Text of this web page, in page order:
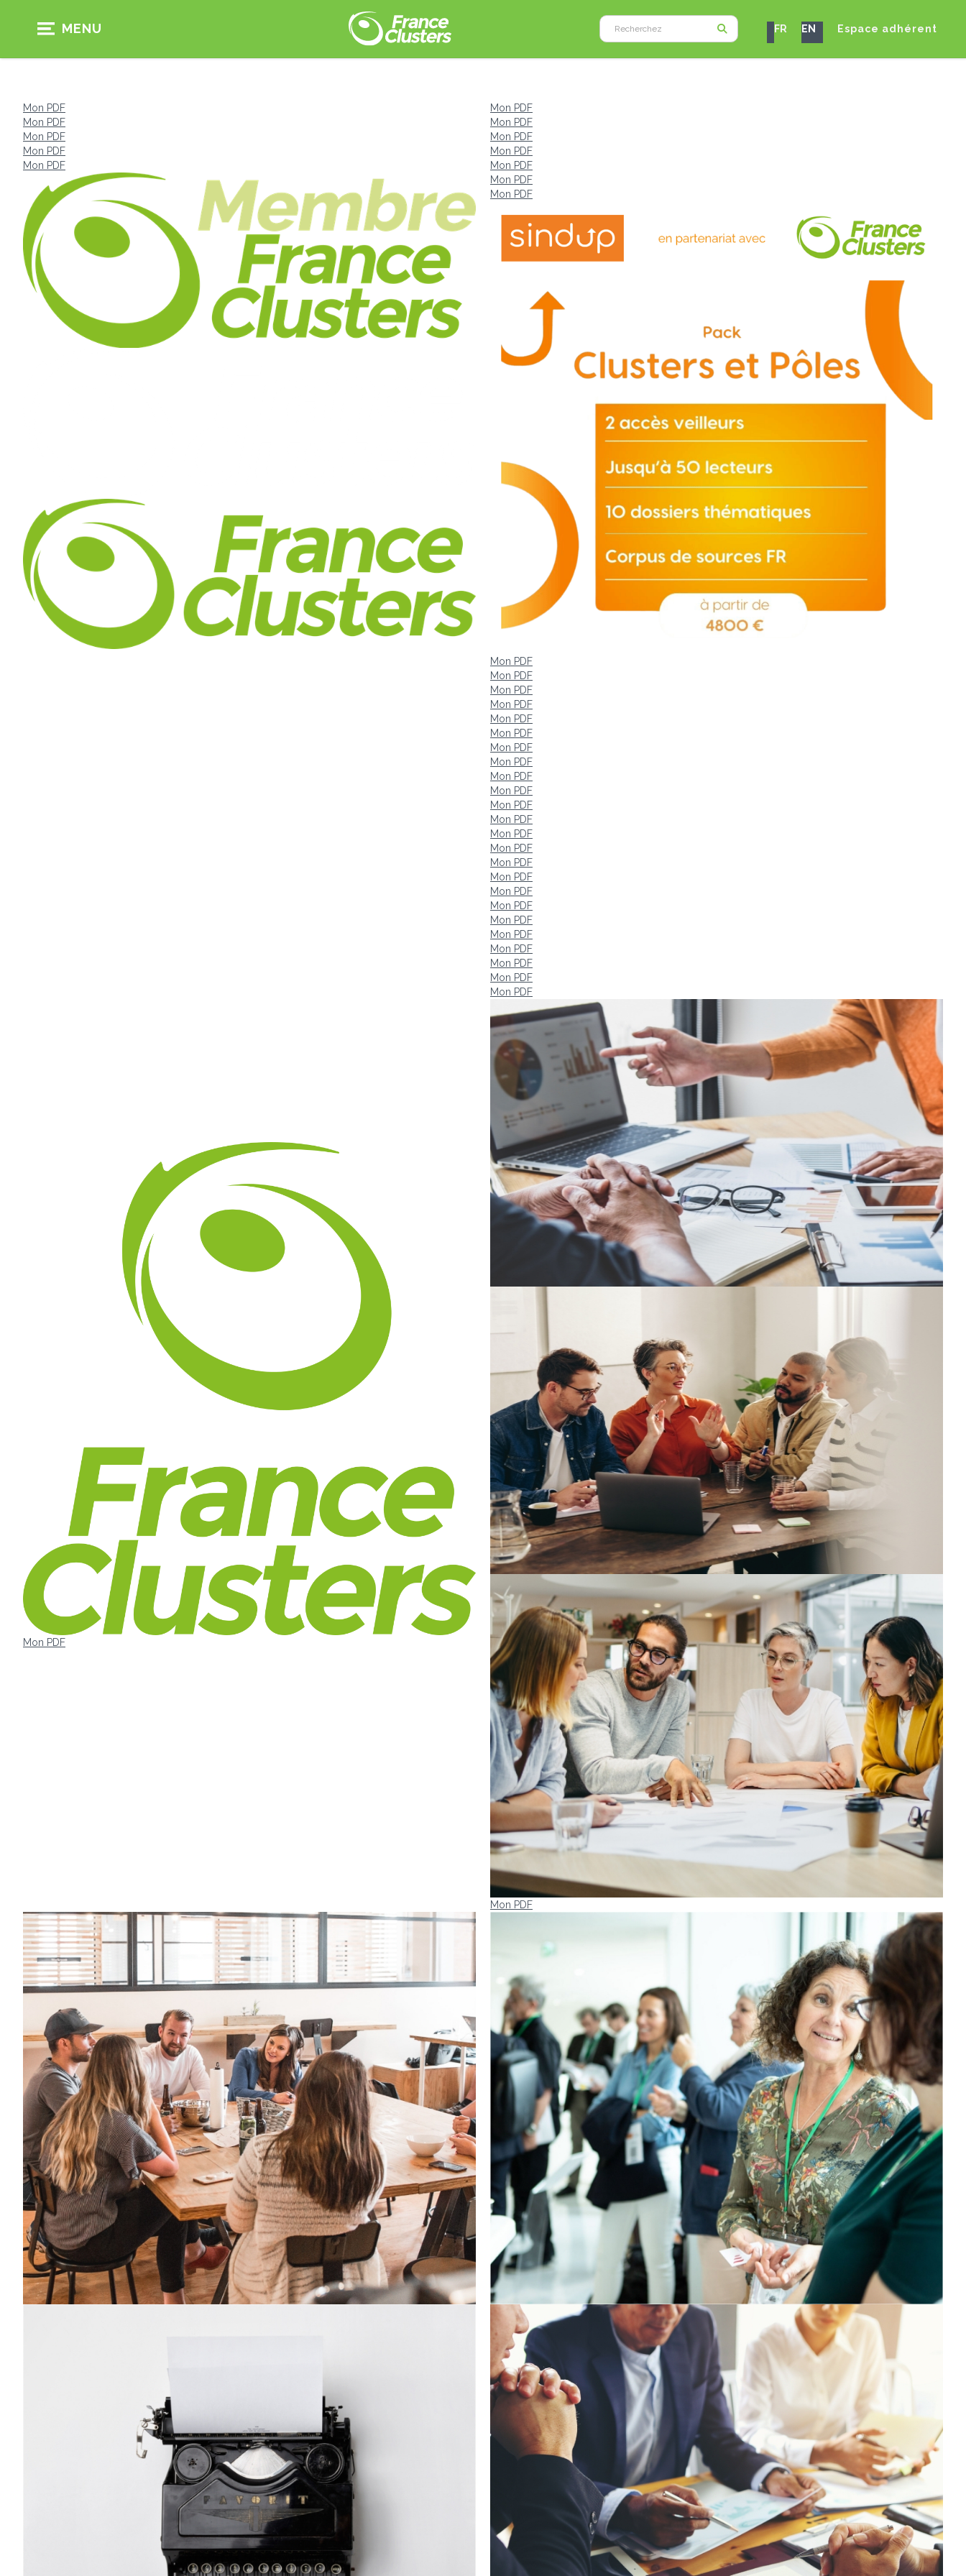
MENU FR EN Espace adhérent
Mon PDF
Mon PDF
Mon PDF
Mon PDF
Mon PDF
Mon PDF
Mon PDF
Mon PDF
Mon PDF
Mon PDF
Mon PDF
Mon PDF
Mon PDF
Mon PDF
Mon PDF
Mon PDF
Mon PDF
Mon PDF
Mon PDF
Mon PDF
Mon PDF
Mon PDF
Mon PDF
Mon PDF
Mon PDF
Mon PDF
Mon PDF
Mon PDF
Mon PDF
Mon PDF
Mon PDF
Mon PDF
Mon PDF
Mon PDF
Mon PDF
Mon PDF
Mon PDF
Mon PDF